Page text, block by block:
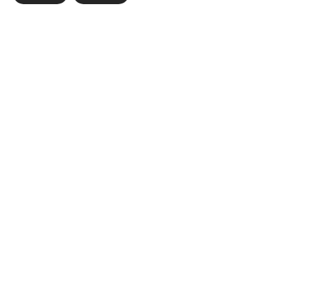
Telefone: Horário de Funcionamento: De segunda-à